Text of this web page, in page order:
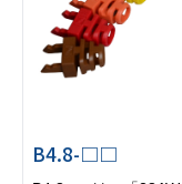
B4.8-□□